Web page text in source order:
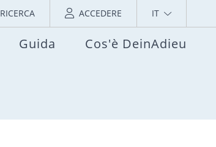
RICERCA ACCEDERE IT
Guida Cos'è DeinAdieu